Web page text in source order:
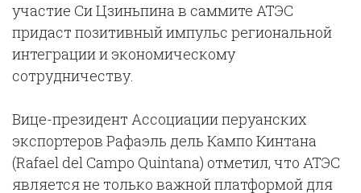
участие Си Цзиньпина в саммите АТЭС
придаст позитивный импульс региональной
интеграции и экономическому
сотрудничеству.
Вице-президент Ассоциации перуанских
экспортеров Рафаэль дель Кампо Кинтана
(Rafael del Campo Quintana) отметил, что АТЭС
является не только важной платформой для